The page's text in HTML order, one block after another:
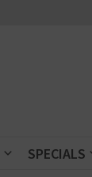
SPECIALS